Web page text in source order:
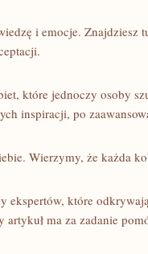
i emocje. Znajdziesz
które jednoczy osoby
inspiracji, po
Wierzymy, że każda
ekspertów, które
ma za zadanie